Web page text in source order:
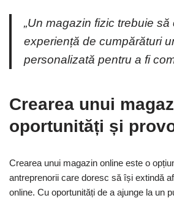
„Un magazin fizic trebuie să
experiență de cumpărături
personalizată pentru a fi
Crearea unui
oportunități și
Crearea unui magazin online este o
antreprenorii care doresc să își extindă
online. Cu oportunități de a ajunge la un